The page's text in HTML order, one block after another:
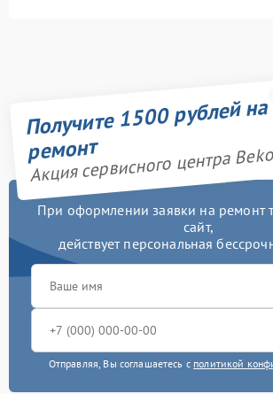
Получите 1500 рублей на
ремонт
Акция сервисного центра Beko
При оформлении заявки на ремонт
сайт,
действует персональная
Отправляя, Вы соглашаетесь с политикой